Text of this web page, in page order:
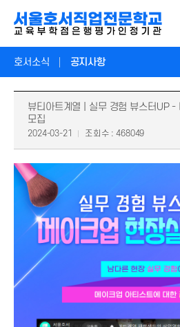
호서소식 공지사항
뷰티아트계열 | 실무 경험 뷰스터UP -
모집
2024-03-21 조회수 : 468049